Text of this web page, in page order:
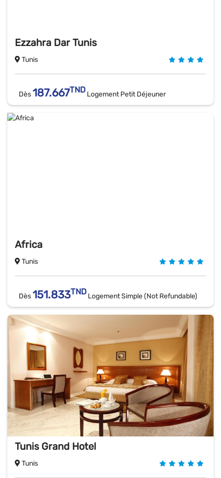
Ezzahra Dar Tunis
Tunis
Dès187.667TND Logement Petit Déjeuner
Africa
Tunis
Dès151.833TND Logement Simple (Not Refundable)
Tunis Grand Hotel
Tunis